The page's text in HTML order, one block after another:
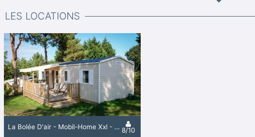
LES LOCATIONS
La Bolée D'air - Mobil-Home Xxl - 37 M² - 4 Chambres - 1 Salle De Bain - 1 Wc 8/10